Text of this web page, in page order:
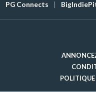
PG Connects